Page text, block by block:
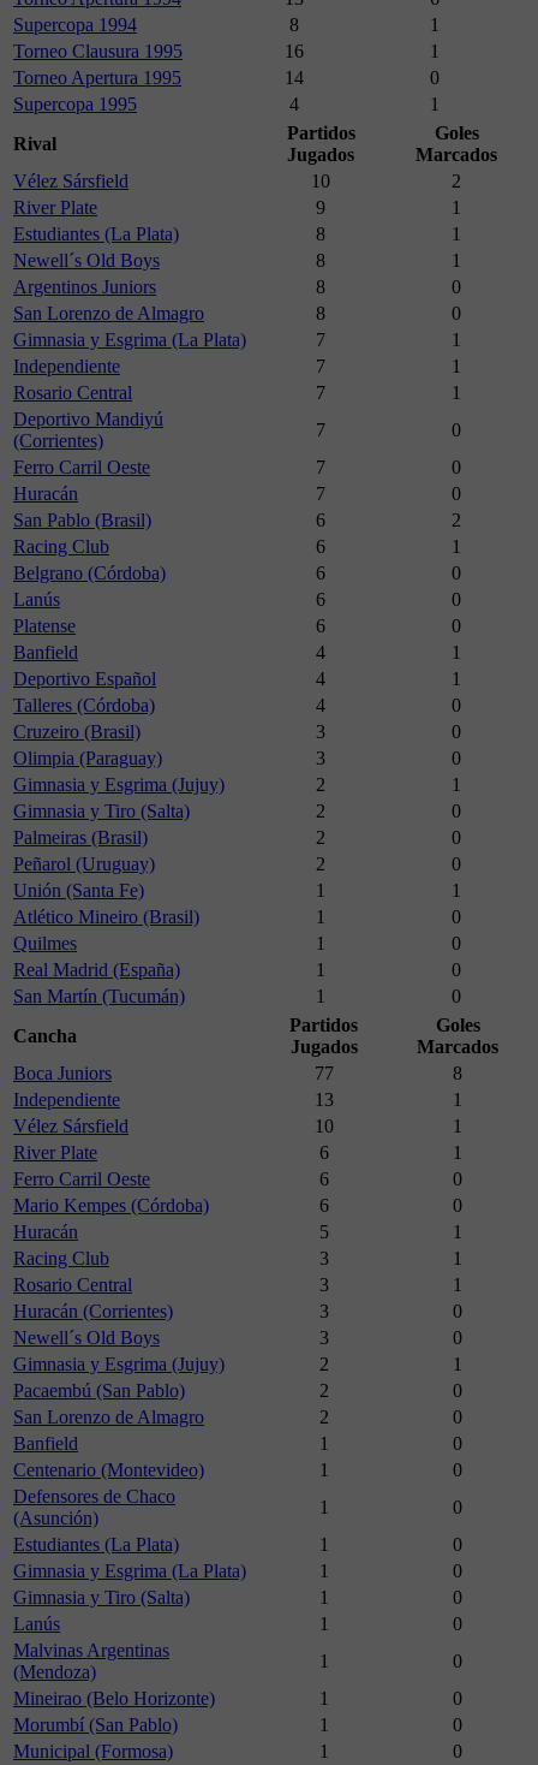
Supercopa 1994
8
1
Torneo Clausura 1995
16
1
Torneo Apertura 1995
14
0
Supercopa 1995
4
1
Rival
Partidos
Jugados
Goles
Marcados
Vélez Sársfield
10
2
River Plate
9
1
Estudiantes (La Plata)
8
1
Newell´s Old Boys
8
1
Argentinos Juniors
8
0
San Lorenzo de Almagro
8
0
Gimnasia y Esgrima (La Plata)
7
1
Independiente
7
1
Rosario Central
7
1
Deportivo Mandiyú
(Corrientes)
7
0
Ferro Carril Oeste
7
0
Huracán
7
0
San Pablo (Brasil)
6
2
Racing Club
6
1
Belgrano (Córdoba)
6
0
Lanús
6
0
Platense
6
0
Banfield
4
1
Deportivo Español
4
1
Talleres (Córdoba)
4
0
Cruzeiro (Brasil)
3
0
Olimpia (Paraguay)
3
0
Gimnasia y Esgrima (Jujuy)
2
1
Gimnasia y Tiro (Salta)
2
0
Palmeiras (Brasil)
2
0
Peñarol (Uruguay)
2
0
Unión (Santa Fe)
1
1
Atlético Mineiro (Brasil)
1
0
Quilmes
1
0
Real Madrid (España)
1
0
San Martín (Tucumán)
1
0
Cancha
Partidos
Jugados
Goles
Marcados
Boca Juniors
77
8
Independiente
13
1
Vélez Sársfield
10
1
River Plate
6
1
Ferro Carril Oeste
6
0
Mario Kempes (Córdoba)
6
0
Huracán
5
1
Racing Club
3
1
Rosario Central
3
1
Huracán (Corrientes)
3
0
Newell´s Old Boys
3
0
Gimnasia y Esgrima (Jujuy)
2
1
Pacaembú (San Pablo)
2
0
San Lorenzo de Almagro
2
0
Banfield
1
0
Centenario (Montevideo)
1
0
Defensores de Chaco
(Asunción)
1
0
Estudiantes (La Plata)
1
0
Gimnasia y Esgrima (La Plata)
1
0
Gimnasia y Tiro (Salta)
1
0
Lanús
1
0
Malvinas Argentinas
(Mendoza)
1
0
Mineirao (Belo Horizonte)
1
0
Morumbí (San Pablo)
1
0
Municipal (Formosa)
1
0